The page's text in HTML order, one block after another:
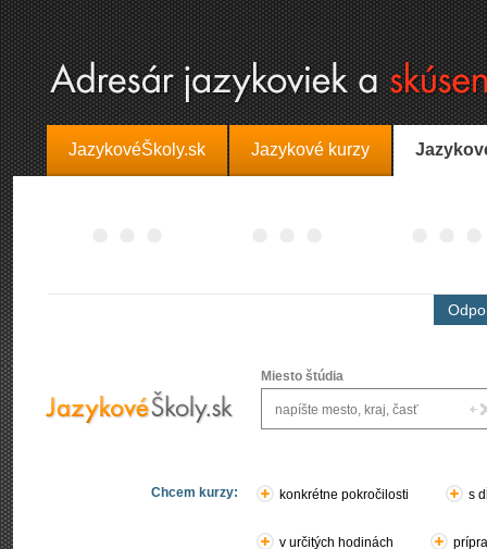
JazykovéŠkoly.sk Jazykové kurzy
Miesto štúdia
Chcem kurzy: konkrétne pokročilosti s
v určitých hodinách